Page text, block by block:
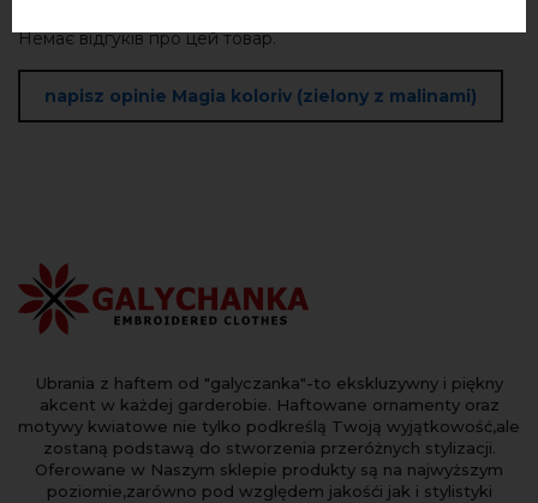
Немає відгуків про цей товар.
napisz opinie Magia koloriv (zielony z malinami)
Ubrania z haftem od "galyczanka"-to ekskluzywny i piękny
akcent w każdej garderobie. Haftowane ornamenty oraz
motywy kwiatowe nie tylko podkreślą Twoją wyjątkowość,ale
zostaną podstawą do stworzenia przeróżnych stylizacji.
Oferowane w Naszym sklepie produkty są na najwyższym
poziomie,zarówno pod względem jakośći jak i stylistyki